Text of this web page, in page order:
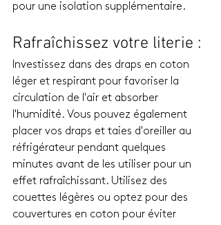
pour une isolation supplémentaire.
Rafraîchissez votre literie :
Investissez dans des draps en coton
léger et respirant pour favoriser la
circulation de l'air et absorber
l'humidité. Vous pouvez également
placer vos draps et taies d'oreiller au
réfrigérateur pendant quelques
minutes avant de les utiliser pour un
effet rafraîchissant. Utilisez des
couettes légères ou optez pour des
couvertures en coton pour éviter